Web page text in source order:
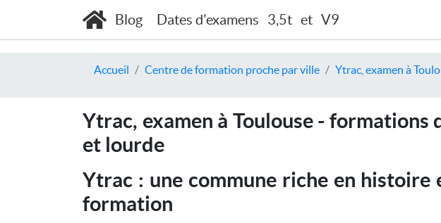
Blog Dates d'examens 3,5t et V9
Accueil Centre de formation proche par ville Ytrac, examen à
Ytrac, examen à Toulouse - formations
et lourde
Ytrac : une commune riche en histoire
formation